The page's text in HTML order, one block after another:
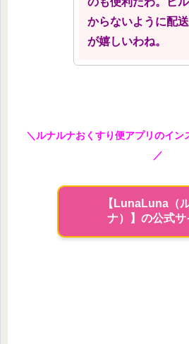
からないように配
が嬉しいわね。
＼ルナルナおくすり便アプリのイン
／
【LunaLuna（
ナ）】の公式サ